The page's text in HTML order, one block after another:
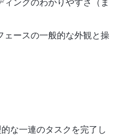
ィングのわかりやすさ（ま
ェースの一般的な外観と操
な一連のタスクを完了し